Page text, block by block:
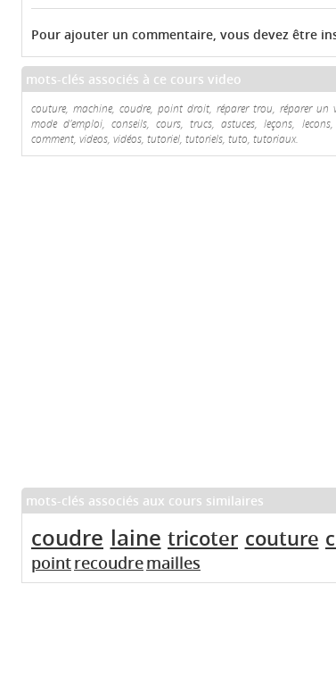
Pour ajouter un commentaire, vous devez être
mots-clés associés à ce cours video
couture, machine, coudre, point droit, réparer trou, réparer un
mode d'emploi, conseils, cours, trucs, astuces, leçons,
comment, videos, vidéos, tutoriel, tutoriels, tuto, tutoriaux.
mots-clés associés aux cours similaires
coudre laine tricoter couture
pointrecoudremailles